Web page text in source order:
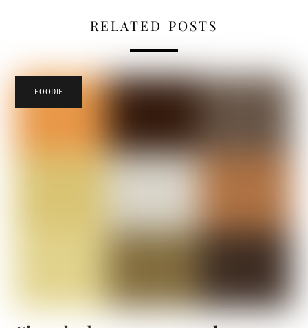
RELATED POSTS
FOODIE